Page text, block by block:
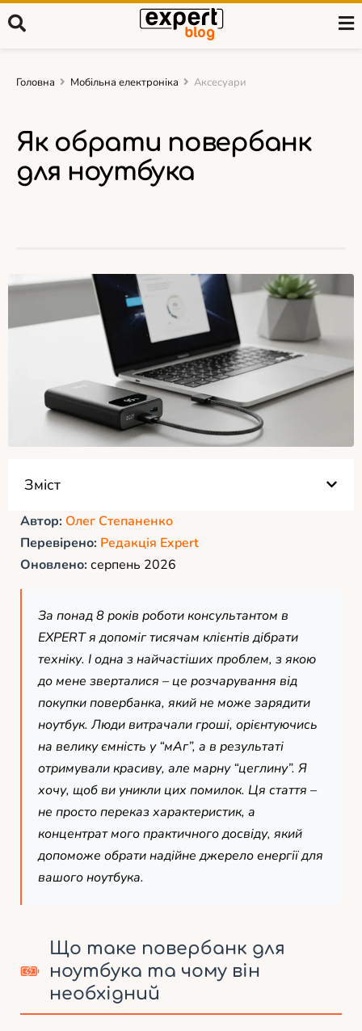
Головна Мобільна електроніка Аксесуари
Як обрати повербанк
для ноутбука
Зміст
Автор: Олег Степаненко
Перевірено: Редакція Expert
Оновлено:серпень 2026
За понад 8 років роботи консультантом в
EXPERT я допоміг тисячам клієнтів дібрати
техніку. І одна з найчастіших проблем, з якою
до мене зверталися – це розчарування від
покупки повербанка, який не може зарядити
ноутбук. Люди витрачали гроші, орієнтуючись
на велику ємність у “мАг”, а в результаті
отримували красиву, але марну “цеглину”. Я
хочу, щоб ви уникли цих помилок. Ця стаття –
не просто переказ характеристик, а
концентрат мого практичного досвіду, який
допоможе обрати надійне джерело енергії для
вашого ноутбука.
Що таке повербанк для
ноутбука та чому він
необхідний